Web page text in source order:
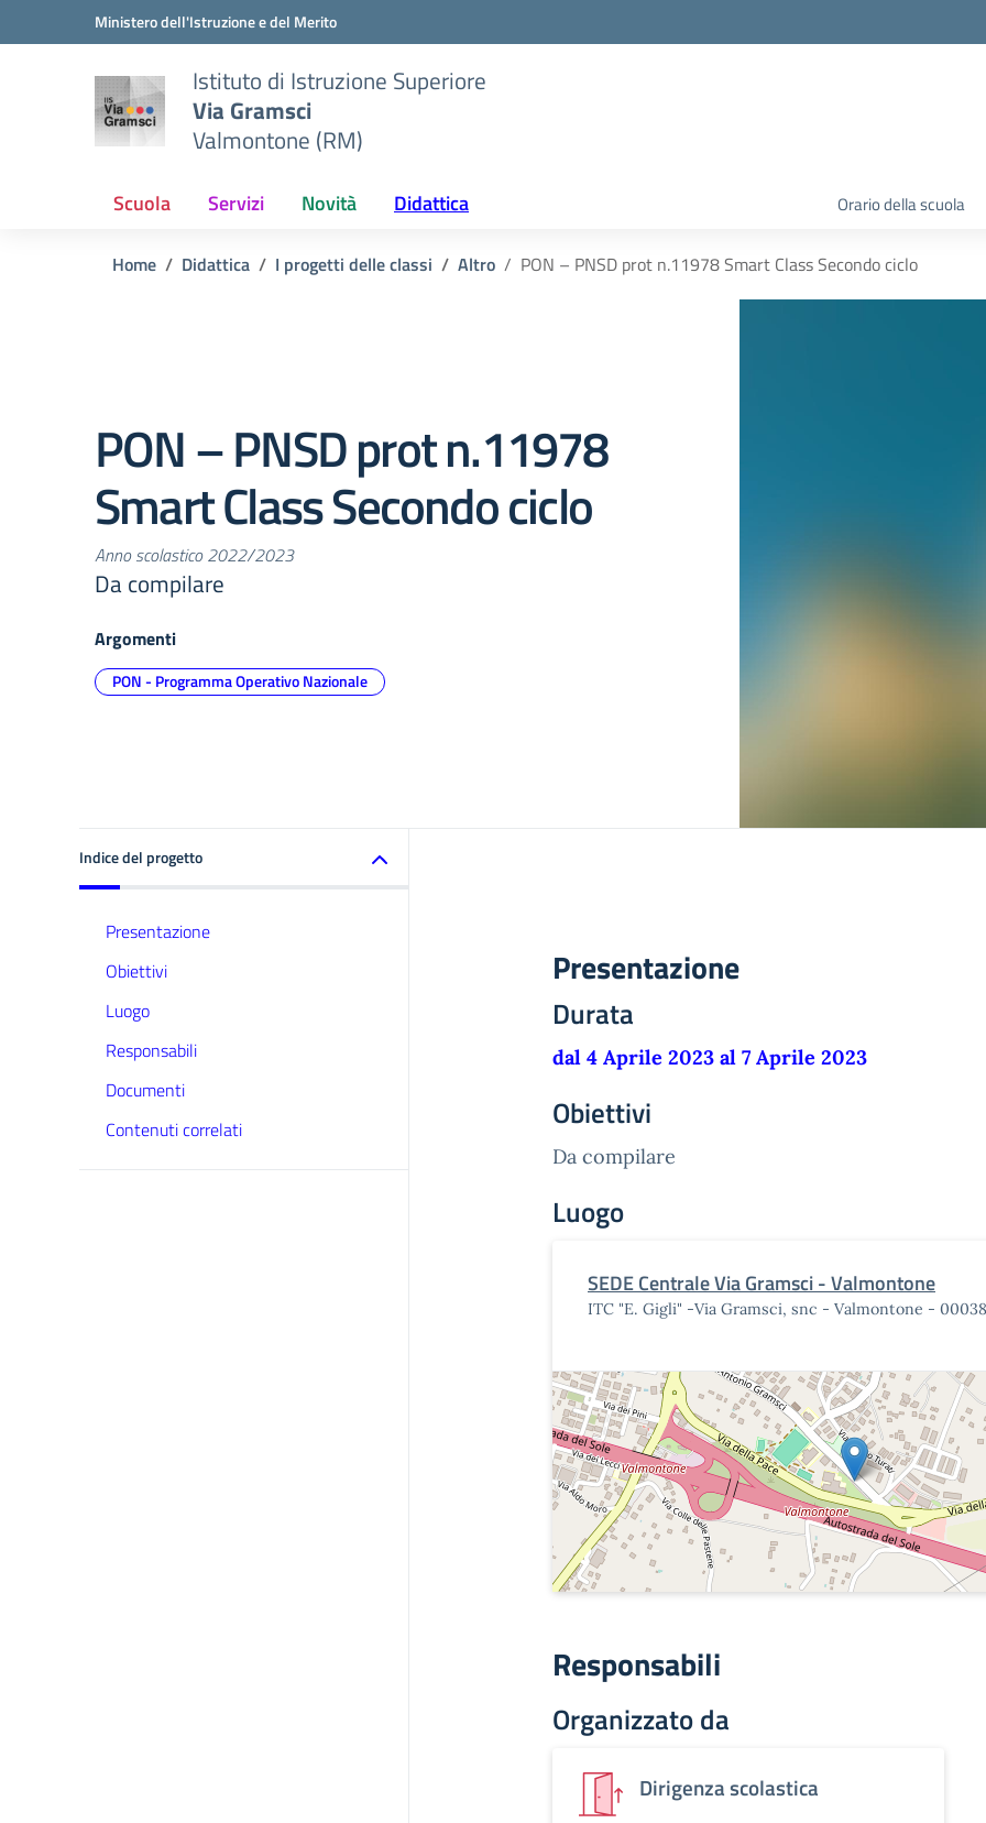
Vai ai contenuti
Vai al menu di navigazioneMinistero dell'Istruzione e del Merito
Istituto di Istruzione Superiore
Via Gramsci
Valmontone (RM)
Scuola Servizi Novità Didattica Orario della scuola
Home Didattica I progetti delle classi Altro PON – PNSD prot n.11978 Smart Class Secondo ciclo
PON – PNSD prot n.11978
Smart Class Secondo ciclo
Anno scolastico 2022/2023
Da compilare
Argomenti
PON - Programma Operativo Nazionale
Indice del progetto
Presentazione
Obiettivi
Luogo
Responsabili
Documenti
Contenuti correlati
Presentazione
Durata
dal 4 Aprile 2023 al 7 Aprile 2023
Obiettivi
Da compilare
Luogo
SEDE Centrale Via Gramsci - Valmontone
ITC "E. Gigli" -Via Gramsci, snc - Valmontone - 00038
Responsabili
Organizzato da
Dirigenza scolastica